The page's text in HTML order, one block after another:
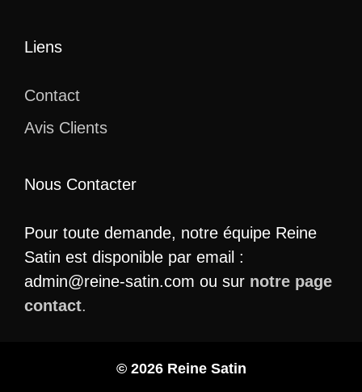
Liens
Contact
Avis Clients
Nous Contacter
Pour toute demande, notre équipe Reine
Satin est disponible par email :
admin@reine-satin.com ou sur notre page
contact.
© 2026 Reine Satin